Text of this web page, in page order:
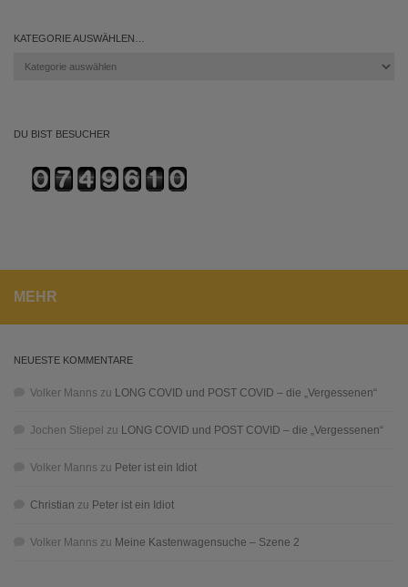
KATEGORIE AUSWÄHLEN…
DU BIST BESUCHER
MEHR
NEUESTE KOMMENTARE
Volker Manns zu LONG COVID und POST COVID – die „Vergessenen“
Jochen Stiepel zu LONG COVID und POST COVID – die „Vergessenen“
Volker Manns zu Peter ist ein Idiot
Christian zu Peter ist ein Idiot
Volker Manns zu Meine Kastenwagensuche – Szene 2